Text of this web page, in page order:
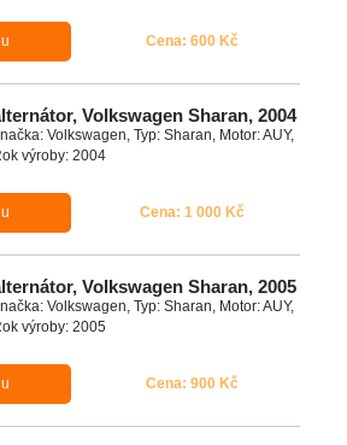
Cena: 600 Kč
Volkswagen Sharan, 2004
Volkswagen, Typ: Sharan, Motor: AUY,
výroby: 2004
Cena: 1 000 Kč
Volkswagen Sharan, 2005
Volkswagen, Typ: Sharan, Motor: AUY,
výroby: 2005
Cena: 900 Kč